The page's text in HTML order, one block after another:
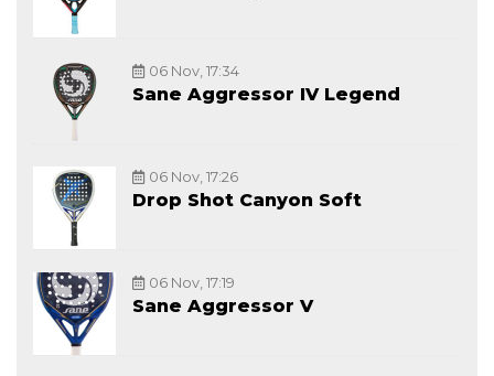
06 Nov, 17:34
Sane Aggressor IV Legend
06 Nov, 17:26
Drop Shot Canyon Soft
06 Nov, 17:19
Sane Aggressor V